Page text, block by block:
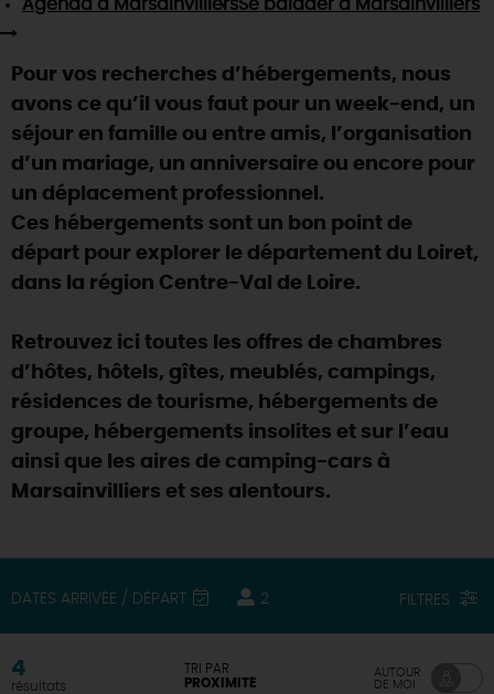
Visitesgourmandesetcréatives
Chic,une aire de pique-nique
Par ici lesguinguettes
Que rapporter du Loiret ?
La Route desMétiers d'Art
TOUT L'ART DE VIVRE
(re)Découvrir les coulisses de la Faïencerie de
Expérimenterles parcours Baludik🕵️
Rendez-vous de la nature en 2026
Des sorties en famille dans le Loiret !
Où sortir ?
AUJOURD'HUI
SE REPÉRER,SE DÉPLACER
INFOS &SERVICES
RÉSERVERMAINTENANT
Agenda à MarsainvilliersSe balader à Marsainvilliers
Pour vos recherches d’hébergements, nous
avons ce qu’il vous faut pour un week-end, un
séjour en famille ou entre amis, l’organisation
d’un mariage, un anniversaire ou encore pour
un déplacement professionnel.
Ces hébergements sont un bon point de
départ pour explorer le département du Loiret,
dans la région Centre-Val de Loire.
Retrouvez ici toutes les offres de chambres
d’hôtes, hôtels, gîtes, meublés, campings,
résidences de tourisme, hébergements de
groupe, hébergements insolites et sur l’eau
ainsi que les aires de camping-cars à
Marsainvilliers et ses alentours.
DATES ARRIVÉE / DÉPART 2 FILTRES
4
résultats
TRI PAR
PROXIMITÉ
AUTOUR
DE MOI